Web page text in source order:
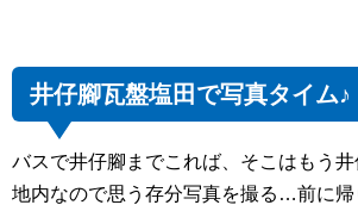
井仔腳瓦盤塩田で写真タイム♪
バスで井仔腳までこれば、そこはもう
地内なので思う存分写真を撮る…前に帰